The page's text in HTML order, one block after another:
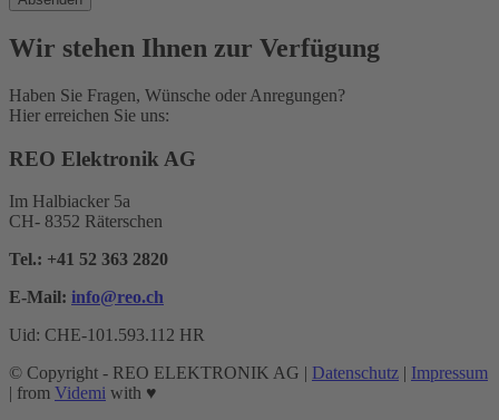
Wir stehen Ihnen zur Verfügung
Haben Sie Fragen, Wünsche oder Anregungen?
Hier erreichen Sie uns:
REO Elektronik AG
Im Halbiacker 5a
CH- 8352 Räterschen
Tel.: +41 52 363 2820
E-Mail: info@reo.ch
Uid: CHE-101.593.112 HR
© Copyright - REO ELEKTRONIK AG | Datenschutz | Impressum
| from Videmi with ♥︎